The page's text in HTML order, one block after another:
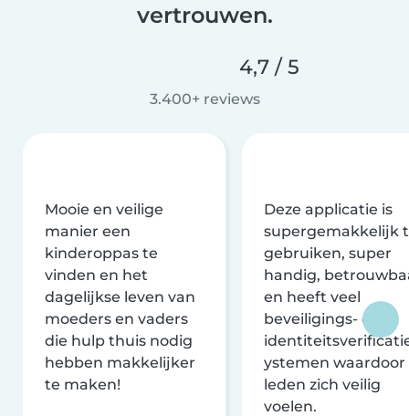
vertrouwen.
4,7 / 5
3.400+ reviews
Mooie en veilige
manier een
kinderoppas te
vinden en het
dagelijkse leven van
moeders en vaders
die hulp thuis nodig
hebben makkelijker
te maken!
Deze applicatie is
supergemakkelijk
gebruiken, super
handig,
en heeft veel
beveiligings- en
ystemen waardoor
leden zich veilig
voelen.